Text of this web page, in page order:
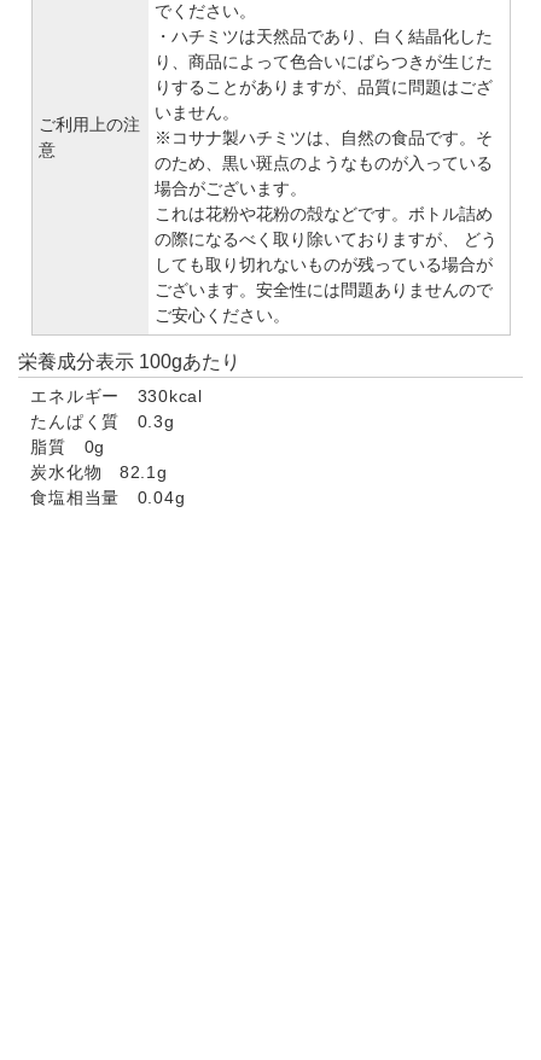
ご利用上の注
意
でください。
・ハチミツは天然品であり、白く結晶化した
り、商品によって色合いにばらつきが生じた
りすることがありますが、品質に問題はござ
いません。
※コサナ製ハチミツは、自然の食品です。そ
のため、黒い斑点のようなものが入っている
場合がございます。
これは花粉や花粉の殻などです。ボトル詰め
の際になるべく取り除いておりますが、 どう
しても取り切れないものが残っている場合が
ございます。安全性には問題ありませんので
ご安心ください。
栄養成分表示 100gあたり
エネルギー 330kcal
たんぱく質 0.3g
脂質 0g
炭水化物 82.1g
食塩相当量 0.04g